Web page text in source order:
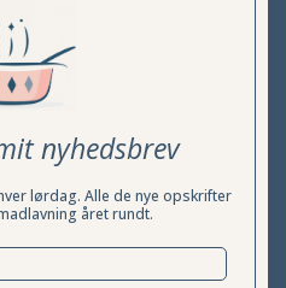
nyhedsbrev
lørdag. Alle de nye opskrifter
året rundt.